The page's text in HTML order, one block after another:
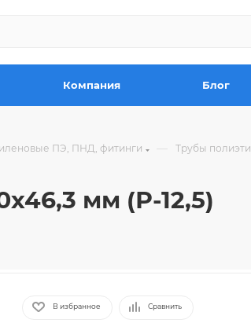
Компания Блог
ПЭ, ПНД, фитинги — Трубы
мм (Р-12,5)
В избранное Сравнить